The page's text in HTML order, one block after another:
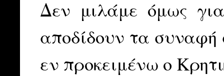
Δεν μιλάμε όμως
αποδίδουν τα
εν προκειμένω ο